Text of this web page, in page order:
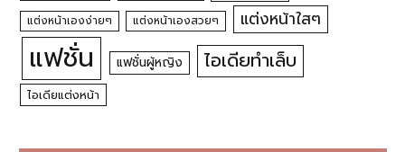
แต่งหน้าเองง่ายๆ แต่งหน้าเองสวยๆ แต่งหน้าใสๆ
แฟชั่น แฟชั่นผู้หญิง ไอเดียทำเล็บ
ไอเดียแต่งหน้า